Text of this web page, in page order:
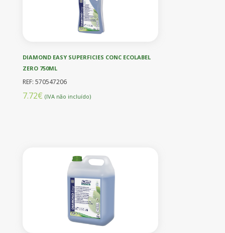
DIAMOND EASY SUPERFICIES CONC ECOLABEL
ZERO 750ML
REF: 570547206
7.72€ (IVA não incluído)